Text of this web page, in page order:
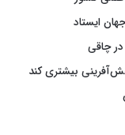
ایستاد
در چاقی
بیشتری کند